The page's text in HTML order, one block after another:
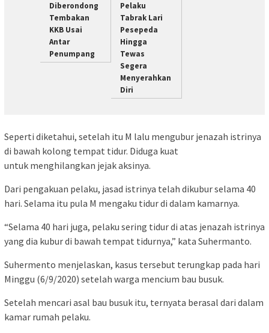
Diberondong
Tembakan
KKB Usai
Antar
Penumpang
Pelaku
Tabrak Lari
Pesepeda
Hingga
Tewas
Segera
Menyerahkan
Diri
Seperti diketahui, setelah itu M lalu mengubur jenazah istrinya
di bawah kolong tempat tidur. Diduga kuat
untuk menghilangkan jejak aksinya.
Dari pengakuan pelaku, jasad istrinya telah dikubur selama 40
hari. Selama itu pula M mengaku tidur di dalam kamarnya.
“Selama 40 hari juga, pelaku sering tidur di atas jenazah istrinya
yang dia kubur di bawah tempat tidurnya,” kata Suhermanto.
Suhermento menjelaskan, kasus tersebut terungkap pada hari
Minggu (6/9/2020) setelah warga mencium bau busuk.
Setelah mencari asal bau busuk itu, ternyata berasal dari dalam
kamar rumah pelaku.